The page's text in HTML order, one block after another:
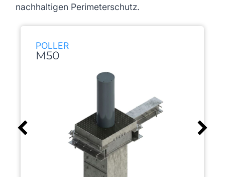
nachhaltigen Perimeterschutz.
POLLER
M50